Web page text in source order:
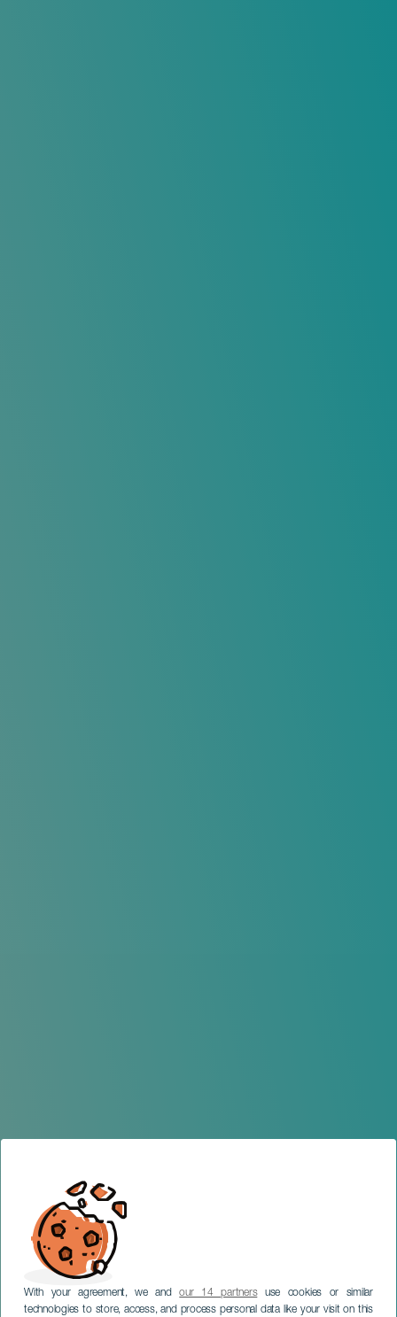
With your agreement, we andour 14 partnersuse cookies or similar
technologies to store, access, and process personal data like your visit on this